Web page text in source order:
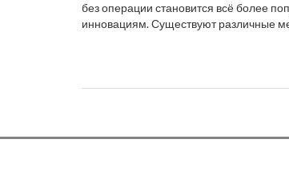
без операции становится всё более
инновациям. Существуют различные